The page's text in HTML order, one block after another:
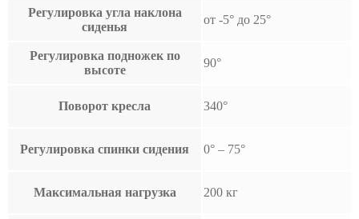
Регулировка угла наклона
сиденья
от -5° до 25°
Регулировка подножек по
высоте
90°
Поворот кресла 340°
Регулировка спинки сидения 0° – 75°
Максимальная нагрузка 200 кг